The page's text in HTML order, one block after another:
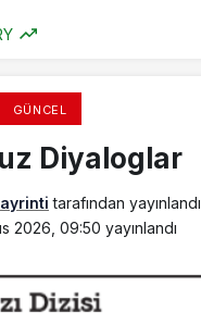
GÜNCEL
Diyaloglar
tarafından yayınlandı
2026, 09:50 yayınlandı